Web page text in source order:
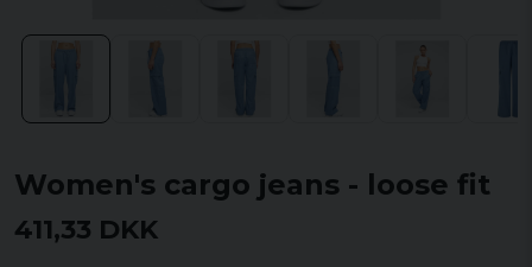
Women's cargo jeans - loose fit
411,33 DKK